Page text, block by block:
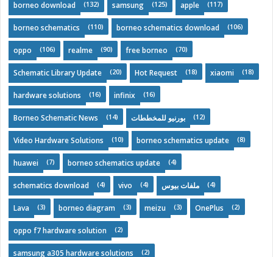
borneo download (132) samsung (125) apple (117)
borneo schematics (110) borneo schematics download (106)
oppo (106) realme (90) free borneo (70)
Schematic Library Update (20) Hot Request (18) xiaomi (18)
hardware solutions (16) infinix (16)
Borneo Schematic News (14) بورنيو للمخططات (12)
Video Hardware Solutions (10) borneo schematics update (8)
huawei (7) borneo schematics update (4)
schematics download (4) vivo (4) ملفات بيوس (4)
Lava (3) borneo diagram (3) meizu (3) OnePlus (2)
oppo f7 hardware solution (2)
samsung a305 hardware solutions (2)